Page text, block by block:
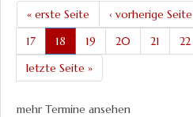
« erste Seite ‹ vorherige Seite
17
18 19 20 21 22
letzte Seite »
mehr Termine ansehen